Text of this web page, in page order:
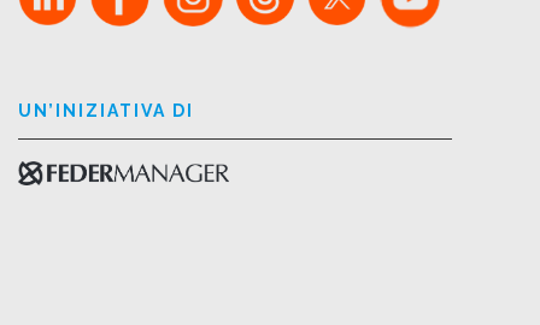
UN’INIZIATIVA DI